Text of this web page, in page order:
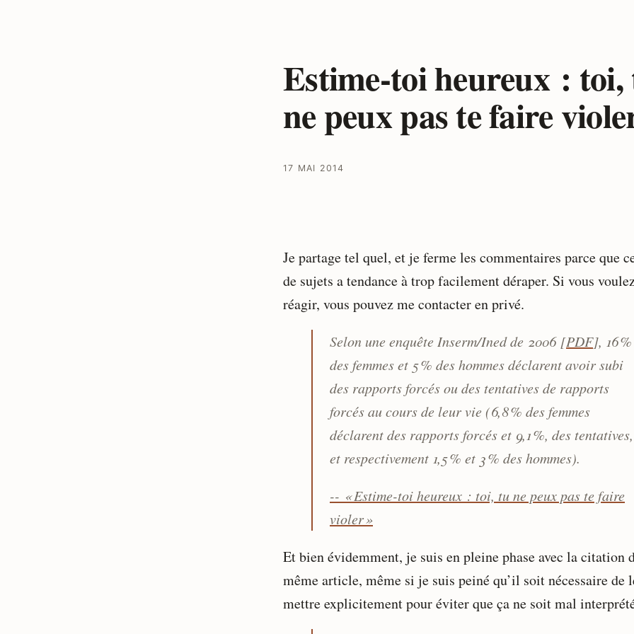
Estime-toi heureux :
ne peux pas te faire
17 MAI 2014
Je partage tel quel, et je ferme les commentaires parce que
de sujets a tendance à trop facilement déraper. Si vous
réagir, vous pouvez me contacter en privé.
Selon une enquête Inserm/Ined de 2006 [PDF], 16 %
des femmes et 5 % des hommes déclarent avoir subi
des rapports forcés ou des tentatives de rapports
forcés au cours de leur vie (6,8 % des femmes
déclarent des rapports forcés et 9,1 %, des tentatives,
et respectivement 1,5 % et 3 % des hommes).
-- « Estime-toi heureux : toi, tu ne peux pas te faire
violer »
Et bien évidemment, je suis en pleine phase avec la citation
même article, même si je suis peiné qu’il soit nécessaire de
mettre explicitement pour éviter que ça ne soit mal